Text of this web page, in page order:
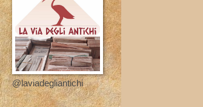
@laviadegliantichi